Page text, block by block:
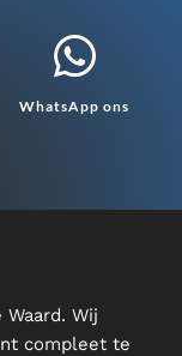

WhatsApp ons
Wij
compleet te